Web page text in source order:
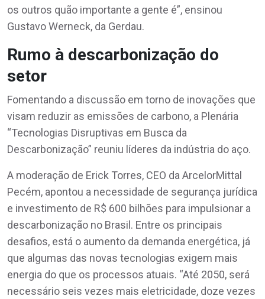
os outros quão importante a gente é”, ensinou
Gustavo Werneck, da Gerdau.
Rumo à descarbonização do
setor
Fomentando a discussão em torno de inovações que
visam reduzir as emissões de carbono, a Plenária
“Tecnologias Disruptivas em Busca da
Descarbonização” reuniu líderes da indústria do aço.
A moderação de Erick Torres, CEO da ArcelorMittal
Pecém, apontou a necessidade de segurança jurídica
e investimento de R$ 600 bilhões para impulsionar a
descarbonização no Brasil. Entre os principais
desafios, está o aumento da demanda energética, já
que algumas das novas tecnologias exigem mais
energia do que os processos atuais. “Até 2050, será
necessário seis vezes mais eletricidade, doze vezes